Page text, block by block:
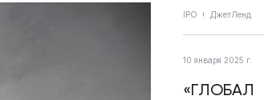
IPO ДжетЛенд
10 января 2025 г.
«ГЛОБАЛ